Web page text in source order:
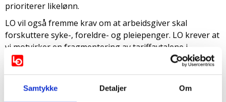
Samtykke Detaljer Om
prioriterer likelønn.
LO vil også fremme krav om at arbeidsgiver skal
forskuttere syke-, foreldre- og pleiepenger. LO krever at
vi motvirker en fragmentering av tariffavtalene i
offentlig sektor.
Forbundsvist oppgjør